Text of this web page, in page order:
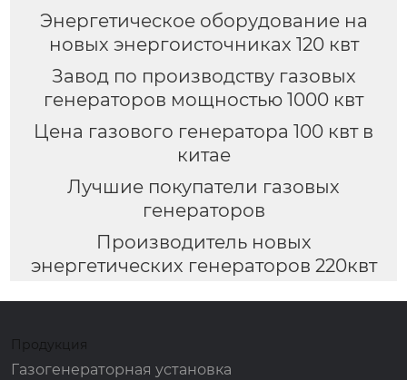
Энергетическое оборудование на
новых энергоисточниках 120 квт
Завод по производству газовых
генераторов мощностью 1000 квт
Цена газового генератора 100 квт в
китае
Лучшие покупатели газовых
генераторов
Производитель новых
энергетических генераторов 220квт
Продукция
Газогенераторная установка